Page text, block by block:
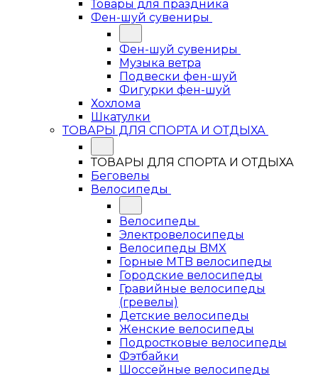
Товары для праздника
Фен-шуй сувениры
Фен-шуй сувениры
Музыка ветра
Подвески фен-шуй
Фигурки фен-шуй
Хохлома
Шкатулки
ТОВАРЫ ДЛЯ СПОРТА И ОТДЫХА
ТОВАРЫ ДЛЯ СПОРТА И ОТДЫХА
Беговелы
Велосипеды
Велосипеды
Электровелосипеды
Велосипеды BMX
Горные MTB велосипеды
Городские велосипеды
Гравийные велосипеды
(гревелы)
Детские велосипеды
Женские велосипеды
Подростковые велосипеды
Фэтбайки
Шоссейные велосипеды